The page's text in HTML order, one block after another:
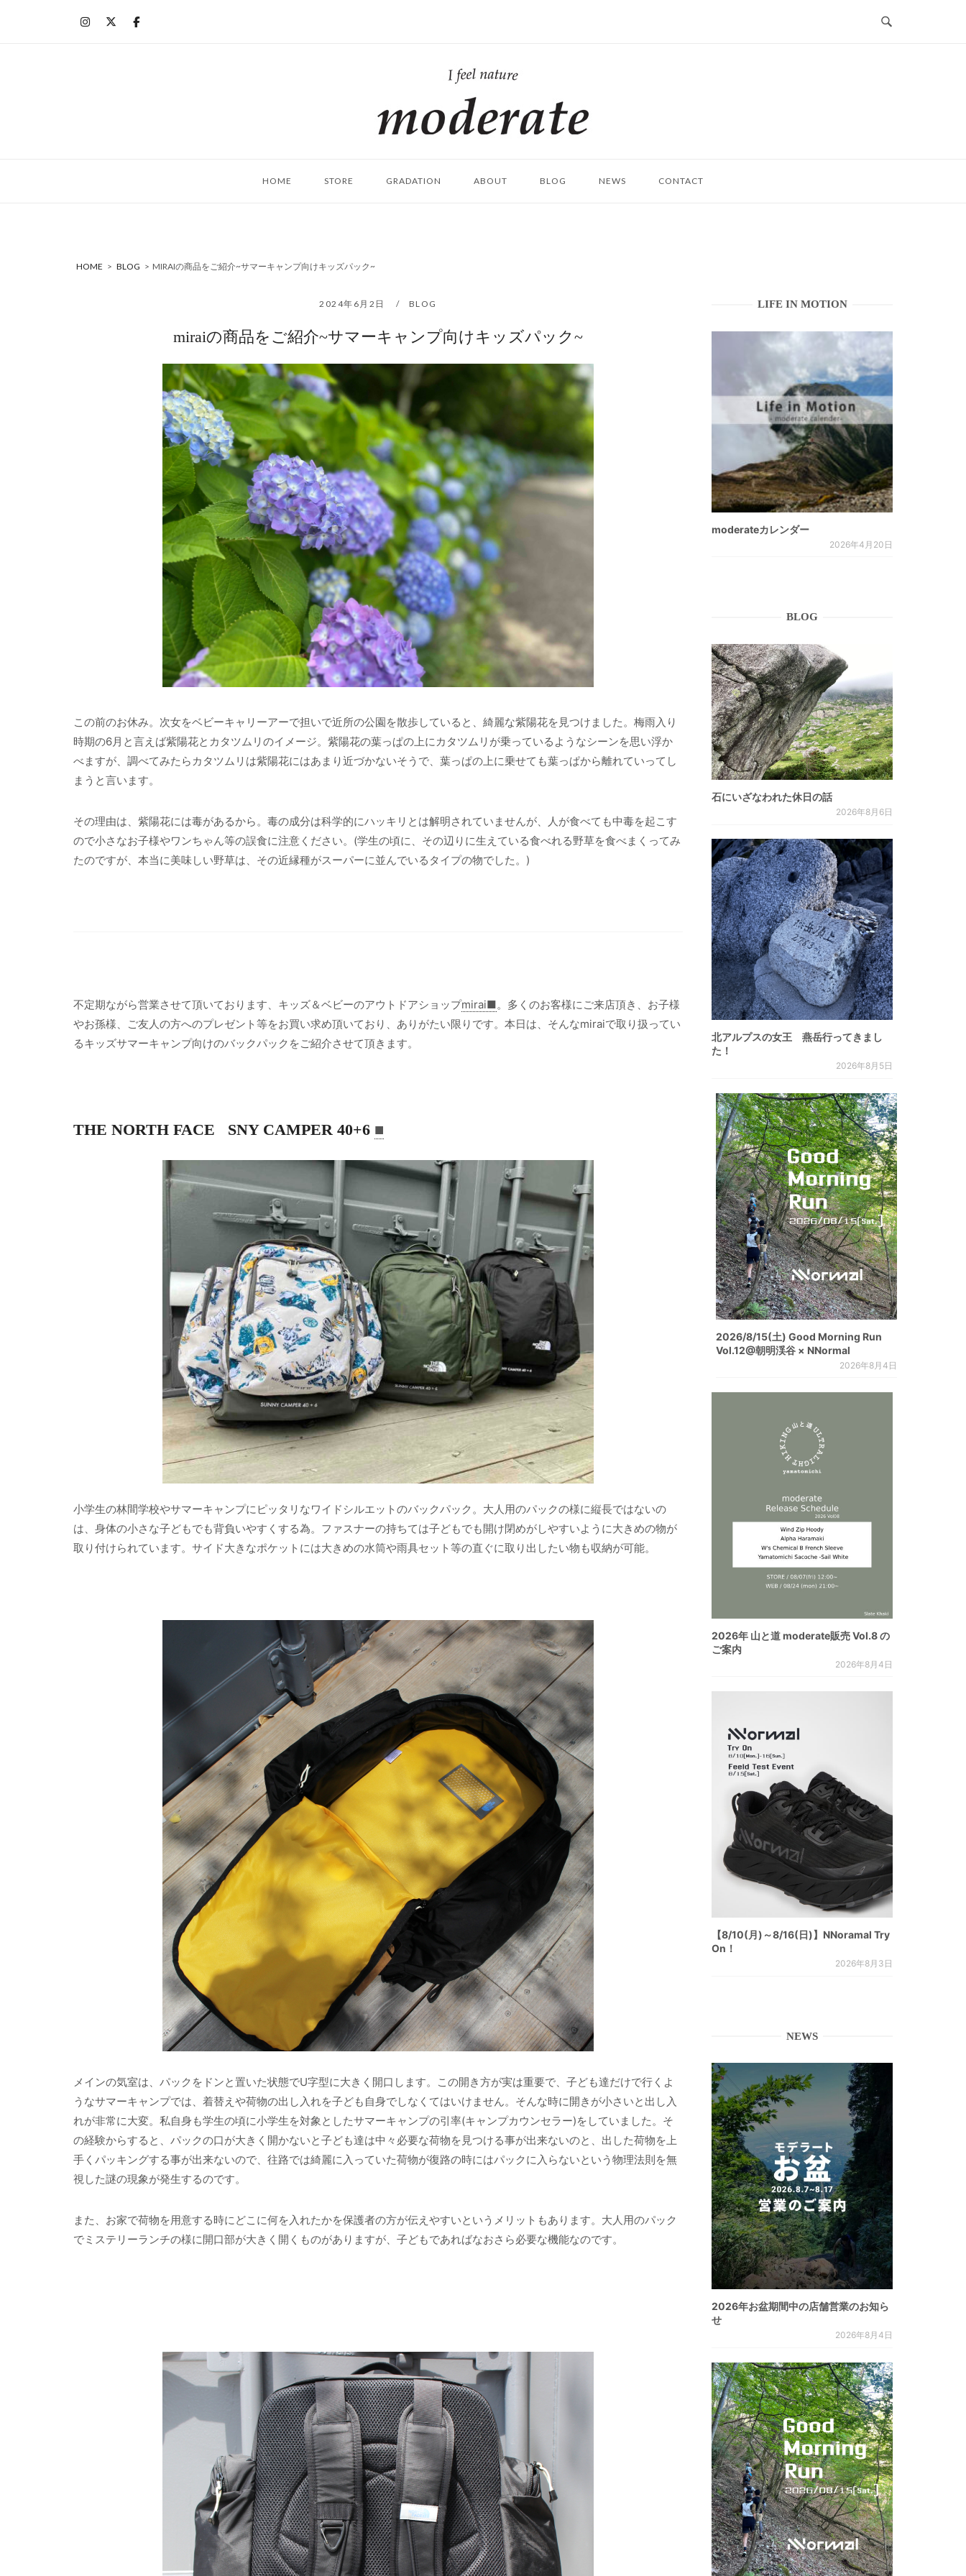
ム
HOME STORE GRADATION ABOUT BLOG NEWS CONTACT
HOME > BLOG > MIRAIの商品をご紹介~サマーキャンプ向けキッズパック~
2024年6月2日 BLOG
miraiの商品をご紹介~サマーキャンプ向けキッズパック~
この前のお休み。次女をベビーキャリーアーで担いで近所の公園を散歩していると、綺麗な紫陽花を見つけました。梅雨入り
時期の6月と言えば紫陽花とカタツムリのイメージ。紫陽花の葉っぱの上にカタツムリが乗っているようなシーンを思い浮か
べますが、調べてみたらカタツムリは紫陽花にはあまり近づかないそうで、葉っぱの上に乗せても葉っぱから離れていってし
まうと言います。
その理由は、紫陽花には毒があるから。毒の成分は科学的にハッキリとは解明されていませんが、人が食べても中毒を起こす
ので小さなお子様やワンちゃん等の誤食に注意ください。(学生の頃に、その辺りに生えている食べれる野草を食べまくってみ
たのですが、本当に美味しい野草は、その近縁種がスーパーに並んでいるタイプの物でした。)
不定期ながら営業させて頂いております、キッズ＆ベビーのアウトドアショップmirai■。多くのお客様にご来店頂き、お子様
やお孫様、ご友人の方へのプレゼント等をお買い求め頂いており、ありがたい限りです。本日は、そんなmiraiで取り扱ってい
るキッズサマーキャンプ向けのバックパックをご紹介させて頂きます。
THE NORTH FACE SNY CAMPER 40+6 ■
小学生の林間学校やサマーキャンプにピッタリなワイドシルエットのバックパック。大人用のパックの様に縦長ではないの
は、身体の小さな子どもでも背負いやすくする為。ファスナーの持ちては子どもでも開け閉めがしやすいように大きめの物が
取り付けられています。サイド大きなポケットには大きめの水筒や雨具セット等の直ぐに取り出したい物も収納が可能。
メインの気室は、パックをドンと置いた状態でU字型に大きく開口します。この開き方が実は重要で、子ども達だけで行くよ
うなサマーキャンプでは、着替えや荷物の出し入れを子ども自身でしなくてはいけません。そんな時に開きが小さいと出し入
れが非常に大変。私自身も学生の頃に小学生を対象としたサマーキャンプの引率(キャンプカウンセラー)をしていました。そ
の経験からすると、パックの口が大きく開かないと子ども達は中々必要な荷物を見つける事が出来ないのと、出した荷物を上
手くパッキングする事が出来ないので、往路では綺麗に入っていた荷物が復路の時にはパックに入らないという物理法則を無
視した謎の現象が発生するのです。
また、お家で荷物を用意する時にどこに何を入れたかを保護者の方が伝えやすいというメリットもあります。大人用のパック
でミステリーランチの様に開口部が大きく開くものがありますが、子どもであればなおさら必要な機能なのです。
LIFE IN MOTION
moderateカレンダー
2026年4月20日
BLOG
石にいざなわれた休日の話
2026年8月6日
北アルプスの女王 燕岳行ってきまし
た！
2026年8月5日
2026/8/15(土) Good Morning Run
Vol.12@朝明渓谷 × NNormal
2026年8月4日
2026年 山と道 moderate販売 Vol.8 の
ご案内
2026年8月4日
【8/10(月)～8/16(日)】NNoramal Try
On！
2026年8月3日
NEWS
2026年お盆期間中の店舗営業のお知ら
せ
2026年8月4日